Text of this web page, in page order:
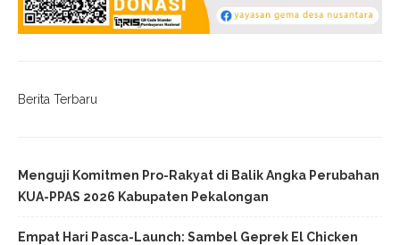
Berita Terbaru
Menguji Komitmen Pro-Rakyat di Balik Angka Perubahan
KUA-PPAS 2026 Kabupaten Pekalongan
Empat Hari Pasca-Launch: Sambel Geprek El Chicken